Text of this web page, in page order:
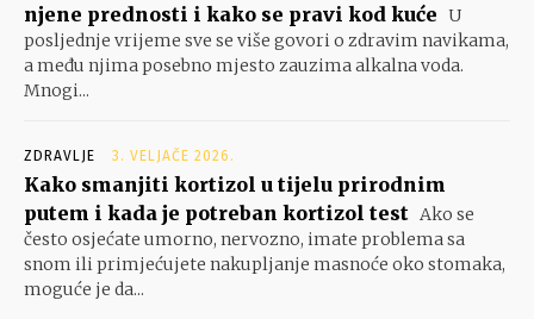
njene prednosti i kako se pravi kod kuće U
posljednje vrijeme sve se više govori o zdravim navikama,
a među njima posebno mjesto zauzima alkalna voda.
Mnogi...
ZDRAVLJE 3. VELJAČE 2026.
Kako smanjiti kortizol u tijelu prirodnim
putem i kada je potreban kortizol test Ako se
često osjećate umorno, nervozno, imate problema sa
snom ili primjećujete nakupljanje masnoće oko stomaka,
moguće je da...